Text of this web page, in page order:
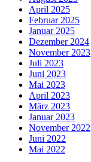
April 2025
Februar 2025
Januar 2025
Dezember 2024
November 2023
Juli 2023
Juni 2023
Mai 2023
April 2023
März 2023
Januar 2023
November 2022
Juni 2022
Mai 2022